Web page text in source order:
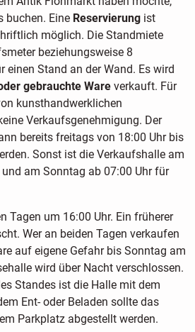
buchen. Eine Reservierung ist
möglich. Die Standmiete
beziehungsweise 8
einen Stand an der Wand. Es wird
gebrauchte Ware verkauft. Für
kunsthandwerklichen
Verkaufsgenehmigung. Der
bereits freitags von 18:00 Uhr bis
Sonst ist die Verkaufshalle am
am Sonntag ab 07:00 Uhr für
Tagen um 16:00 Uhr. Ein früherer
Wer an beiden Tagen verkaufen
auf eigene Gefahr bis Sonntag am
wird über Nacht verschlossen.
Standes ist die Halle mit dem
Ent- oder Beladen sollte das
Parkplatz abgestellt werden.